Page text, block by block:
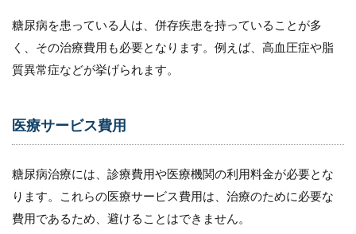
医療機
器の管
理と操
作指導
疾患管
理のサ
8.3
（３）
健康情
報の提
糖尿病を患っている人は、併存疾患を持っていることが多
く、その治療費用も必要となります。例えば、高血圧症や脂
質異常症などが挙げられます。
医療サービス費用
糖尿病治療には、診療費用や医療機関の利用料金が必要とな
ります。これらの医療サービス費用は、治療のために必要な
費用であるため、避けることはできません。